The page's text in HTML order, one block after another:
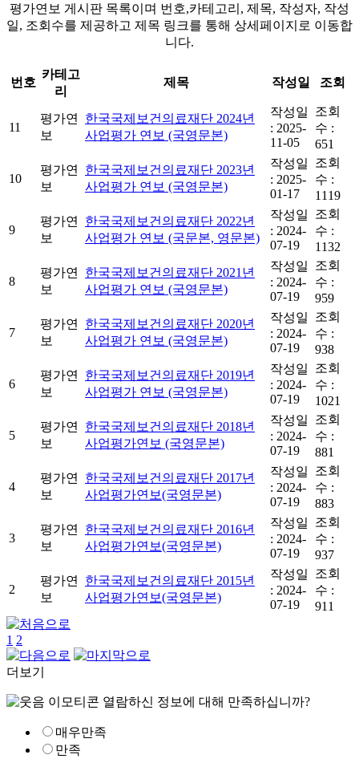
평가연보 게시판 목록이며 번호,카테고리, 제목, 작성자, 작성
일, 조회수를 제공하고 제목 링크를 통해 상세페이지로 이동합
니다.
번호
카테고
리
제목 작성일 조회
11
평가연
보
한국국제보건의료재단 2024년
사업평가 연보 (국영문본)
작성일
: 2025-
11-05
조회
수 :
651
10
평가연
보
한국국제보건의료재단 2023년
사업평가 연보 (국영문본)
작성일
: 2025-
01-17
조회
수 :
1119
9
평가연
보
한국국제보건의료재단 2022년
사업평가 연보 (국문본, 영문본)
작성일
: 2024-
07-19
조회
수 :
1132
8
평가연
보
한국국제보건의료재단 2021년
사업평가 연보 (국영문본)
작성일
: 2024-
07-19
조회
수 :
959
7
평가연
보
한국국제보건의료재단 2020년
사업평가 연보 (국영문본)
작성일
: 2024-
07-19
조회
수 :
938
6
평가연
보
한국국제보건의료재단 2019년
사업평가 연보 (국영문본)
작성일
: 2024-
07-19
조회
수 :
1021
5
평가연
보
한국국제보건의료재단 2018년
사업평가연보 (국영문본)
작성일
: 2024-
07-19
조회
수 :
881
4
평가연
보
한국국제보건의료재단 2017년
사업평가연보(국영문본)
작성일
: 2024-
07-19
조회
수 :
883
3
평가연
보
한국국제보건의료재단 2016년
사업평가연보(국영문본)
작성일
: 2024-
07-19
조회
수 :
937
2
평가연
보
한국국제보건의료재단 2015년
사업평가연보(국영문본)
작성일
: 2024-
07-19
조회
수 :
911
1 2
더보기
열람하신 정보에 대해 만족하십니까?
매우만족
만족